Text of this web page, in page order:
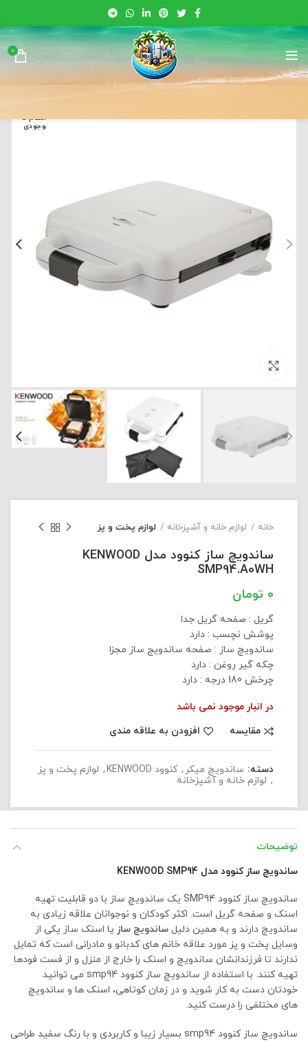
0
اتمام م
وجودی
خانه لوازم خانه و آشپزخانه لوازم پخت و پز
ساندویچ ساز کنوود مدل KENWOOD
SMP94.A0WH
تومان
گریل : صفحه گریل جدا
پوشش نچسب : دارد
ساندویچ ساز : صفحه ساندویج ساز مجزا
چکه گیر روغن : دارد
چرخش 180 درجه :
دارد
در انبار موجود نمی باشد
مقایسه
افزودن به علاقه مندی
دسته: ساندویچ میکر , کنوود KENWOOD , لوازم پخت و پز
, لوازم خانه و آشپزخانه
توضیحات
ساندویچ ساز کنوود مدل KENWOOD SMP94
ساندویچ ساز کنوود SMP94 یک ساندویچ ساز با دو قابلیت تهیه
اسنک و صفحه گریل است. اکثر کودکان و نوجوانان علاقه زیادی به
ساندویچ دارند و به همین دلیل ساندویچ ساز یا اسنک ساز یکی از
وسایل پخت و پز مورد علاقه خانم های کدبانو و مادرانی است که تمایل
ندارند تا فرزندانشان ساندویچ و اسنک را خارج از منزل و از فست فودها
تهیه کنند. با استفاده از ساندویچ ساز کنوود smp94 می توانید
خودتان دست به کار شوید و در زمان کوتاهی، اسنک ها و ساندویچ
های مختلفی را درست کنید.
ساندویچ ساز کنوود smp94 بسیار زیبا و کاربردی و با رنگ سفید طراحی